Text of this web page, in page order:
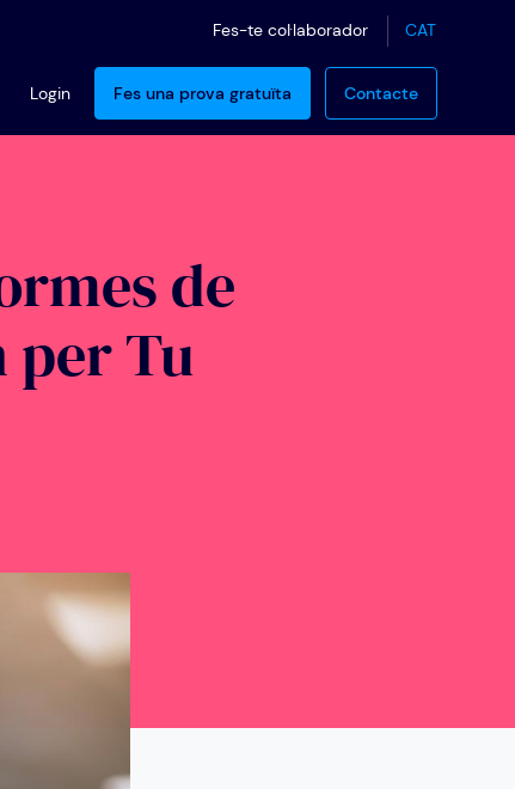
Fes-te col·laborador CAT
Login Fes una prova gratuïta Contacte
de
per Tu